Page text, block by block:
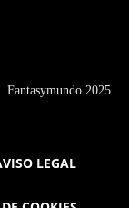
Fantasymundo 2025
LEGAL